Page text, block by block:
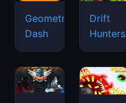
Geometry
Dash
Drift
Hunters